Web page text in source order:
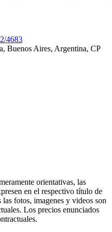
4683
Buenos Aires, Argentina, CP
orientativas, las
en el respectivo título de
fotos, imagenes y videos son
Los precios enunciados